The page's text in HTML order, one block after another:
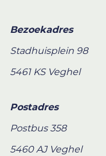
Bezoekadres
Stadhuisplein 98
5461 KS Veghel
Postadres
Postbus 358
5460 AJ Veghel